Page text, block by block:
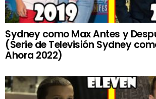
Sydney como Max Antes y
(Serie de Televisión Sydney
Ahora 2022)